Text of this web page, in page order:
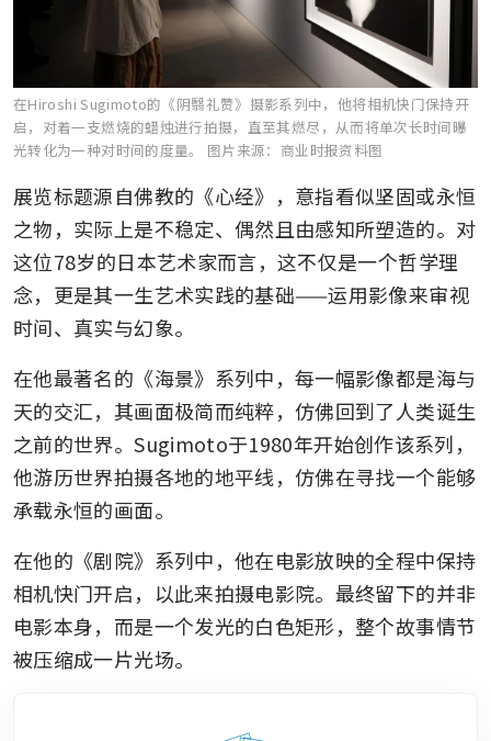
在Hiroshi Sugimoto的《阴翳礼赞》摄影系列中，他将相机快门保持开
启，对着一支燃烧的蜡烛进行拍摄，直至其燃尽，从而将单次长时间曝
光转化为一种对时间的度量。 图片来源：商业时报资料图
展览标题源自佛教的《心经》，意指看似坚固或永恒
之物，实际上是不稳定、偶然且由感知所塑造的。对
这位78岁的日本艺术家而言，这不仅是一个哲学理
念，更是其一生艺术实践的基础——运用影像来审视
时间、真实与幻象。
在他最著名的《海景》系列中，每一幅影像都是海与
天的交汇，其画面极简而纯粹，仿佛回到了人类诞生
之前的世界。Sugimoto于1980年开始创作该系列，
他游历世界拍摄各地的地平线，仿佛在寻找一个能够
承载永恒的画面。
在他的《剧院》系列中，他在电影放映的全程中保持
相机快门开启，以此来拍摄电影院。最终留下的并非
电影本身，而是一个发光的白色矩形，整个故事情节
被压缩成一片光场。